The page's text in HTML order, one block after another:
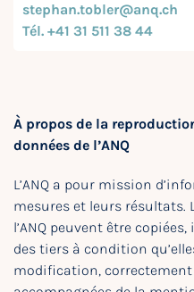
stephan.tobler@anq.ch
Tél. +41 31 511 38 44
À propos de la
données de l’ANQ
L’ANQ a pour mission
mesures et leurs résultats.
l’ANQ peuvent être
des tiers à condition
modification,